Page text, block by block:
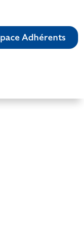
Adhérents